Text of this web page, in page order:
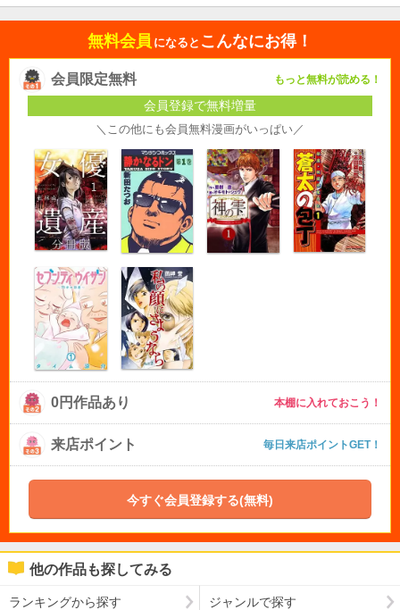
無料会員 になると こんなにお得！
会員限定無料 もっと無料が読める！
会員登録で無料増量
＼この他にも会員無料漫画がいっぱい／
0円作品あり 本棚に入れておこう！
来店ポイント 毎日来店ポイントGET！
今すぐ会員登録する(無料)
他の作品も探してみる
ランキングから探す ジャンルで探す